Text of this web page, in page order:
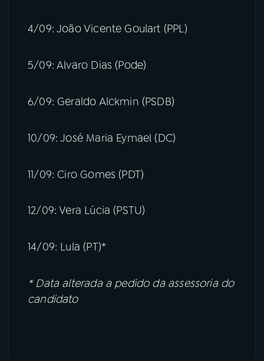
4/09: João Vicente Goulart (PPL)
5/09: Alvaro Dias (Pode)
6/09: Geraldo Alckmin (PSDB)
10/09: José Maria Eymael (DC)
11/09: Ciro Gomes (PDT)
12/09: Vera Lúcia (PSTU)
14/09: Lula (PT)*
* Data alterada a pedido da assessoria do
candidato